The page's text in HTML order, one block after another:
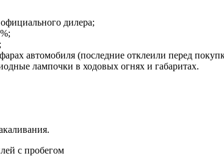
дилера;
автомобиля (последние отклеили перед
лампочки в ходовых огнях и габаритах.
с пробегом